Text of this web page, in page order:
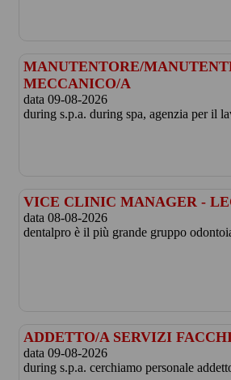
MANUTENTORE/
MECCANICO/A
data 09-08-2026
during s.p.a. during spa, agenzia per il
VICE CLINIC MANAGER -
data 08-08-2026
dentalpro è il più grande gruppo
ADDETTO/A SERVIZI
data 09-08-2026
during s.p.a. cerchiamo personale